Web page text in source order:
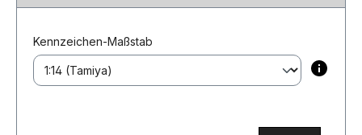
Kennzeichen-Maßstab